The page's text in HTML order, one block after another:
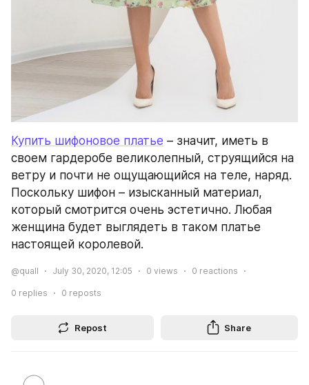
Купить шифоновое платье – значит, иметь в
своем гардеробе великолепный, струящийся на
ветру и почти не ощущающийся на теле, наряд.
Поскольку шифон – изысканный материал,
который смотрится очень эстетично. Любая
женщина будет выглядеть в таком платье
настоящей королевой.
@quall July 30, 2020, 12:05 0 views 0 reactions
0 replies 0 reposts
Repost Share